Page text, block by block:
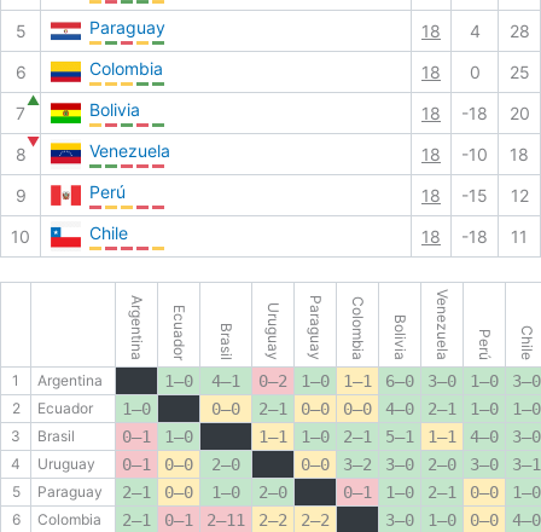
5
Paraguay 18 4
28
6
Colombia 18 0
25
7
▲ Bolivia 18 -18
20
8
▼ Venezuela 18 -10
18
9
Perú 18 -15
12
10
Chile 18 -18 11
Argentina Ecuador Brasil Uruguay Paraguay Colombia Bolivia Venezuela Perú Chile
1 Argentina 1–0 4–1 0–2 1–0 1–1 6–0 3–0 1–0 3–0
2 Ecuador 1–0 0–0 2–1 0–0 0–0 4–0 2–1 1–0 1–0
3 Brasil 0–1 1–0 1–1 1–0 2–1 5–1 1–1 4–0 3–0
4 Uruguay 0–1 0–0 2–0 0–0 3–2 3–0 2–0 3–0 3–1
5 Paraguay 2–1 0–0 1–0 2–0 0–1 1–0 2–1 0–0 1–0
6 Colombia 2–1 0–1 2–11 2–2 2–2 3–0 1–0 0–0 4–0